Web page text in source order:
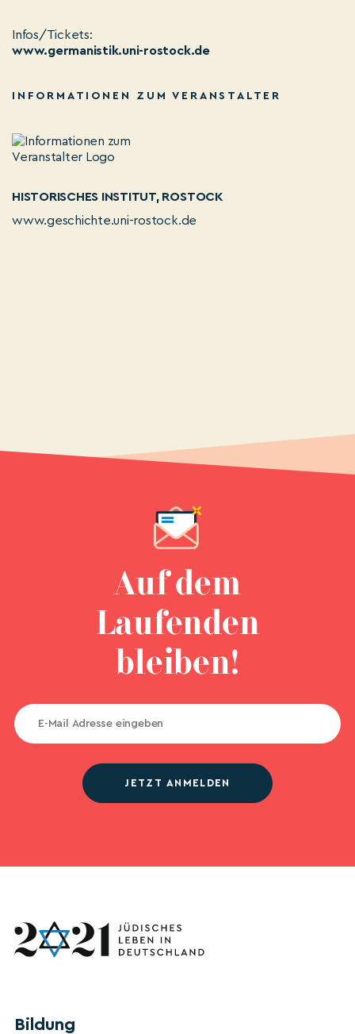
Infos/Tickets:
www.germanistik.uni-rostock.de
INFORMATIONEN ZUM VERANSTALTER
HISTORISCHES INSTITUT, ROSTOCK
www.geschichte.uni-rostock.de
Auf dem
Laufenden
bleiben!
JETZT ANMELDEN
Bildung